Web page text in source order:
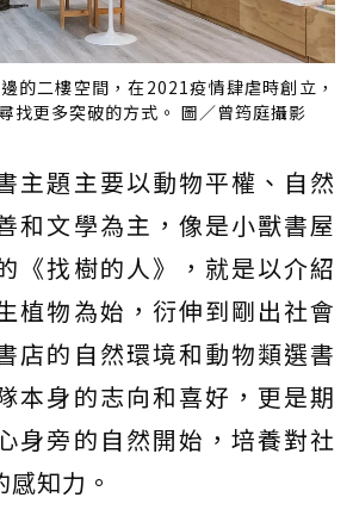
的二樓空間，在2021疫情肆虐時創立，
找更多突破的方式。 圖／曾筠庭攝影
主題主要以動物平權、自然
和文學為主，像是小獸書屋
《找樹的人》，就是以介紹
植物為始，衍伸到剛出社會
店的自然環境和動物類選書
本身的志向和喜好，更是期
身旁的自然開始，培養對社
知力。